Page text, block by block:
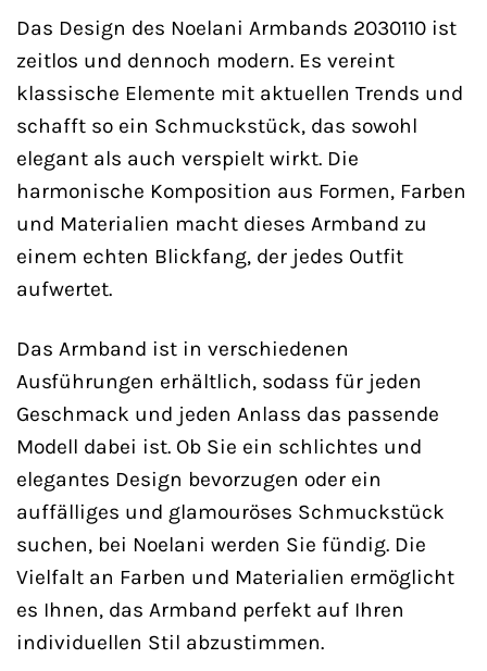
Das Design des Noelani Armbands 2030110 ist
zeitlos und dennoch modern. Es vereint
klassische Elemente mit aktuellen Trends und
schafft so ein Schmuckstück, das sowohl
elegant als auch verspielt wirkt. Die
harmonische Komposition aus Formen, Farben
und Materialien macht dieses Armband zu
einem echten Blickfang, der jedes Outfit
aufwertet.
Das Armband ist in verschiedenen
Ausführungen erhältlich, sodass für jeden
Geschmack und jeden Anlass das passende
Modell dabei ist. Ob Sie ein schlichtes und
elegantes Design bevorzugen oder ein
auffälliges und glamouröses Schmuckstück
suchen, bei Noelani werden Sie fündig. Die
Vielfalt an Farben und Materialien ermöglicht
es Ihnen, das Armband perfekt auf Ihren
individuellen Stil abzustimmen.